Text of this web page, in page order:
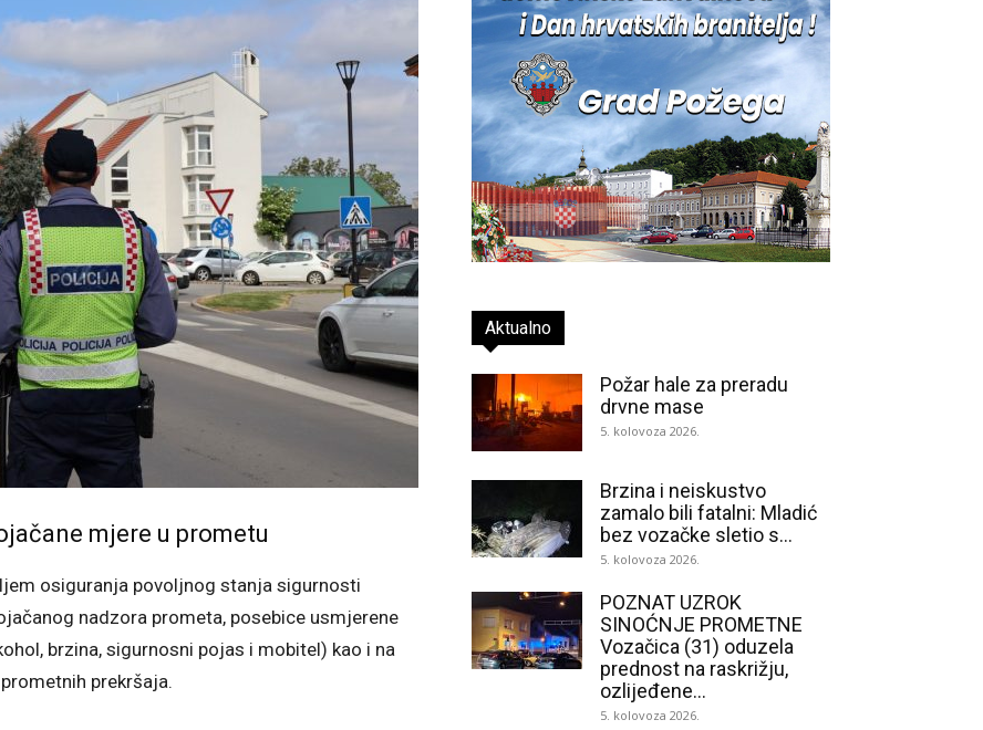
mjere u prometu
osiguranja povoljnog stanja sigurnosti
nadzora prometa, posebice usmjerene
brzina, sigurnosni pojas i mobitel) kao i na
prekršaja.
Aktualno
Požar hale za preradu
drvne mase
5. kolovoza 2026.
Brzina i neiskustvo
zamalo bili fatalni: Mladić
bez vozačke sletio s...
5. kolovoza 2026.
POZNAT UZROK
SINOĆNJE PROMETNE
Vozačica (31) oduzela
prednost na raskrižju,
ozlijeđene...
5. kolovoza 2026.